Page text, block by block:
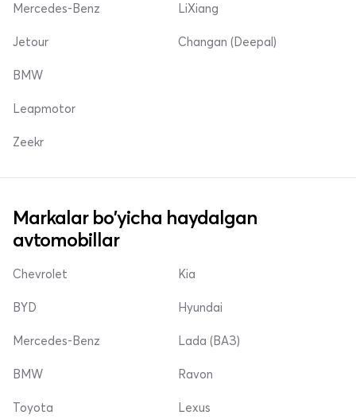
Mercedes-Benz
Jetour
LiXiang
Changan (Deepal)
BMW
Leapmotor
Zeekr
Markalar bo'yicha haydalgan
avtomobillar
Chevrolet
BYD
Mercedes-Benz
Kia
Hyundai
Lada (ВАЗ)
BMW
Toyota
Ravon
Lexus